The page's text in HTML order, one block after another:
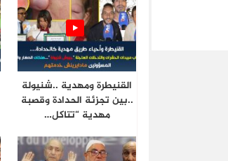
القنيطرة ومهدية ..شنيولة
..بين تجزئة الحدادة وقصبة
مهدية “تتاكل…